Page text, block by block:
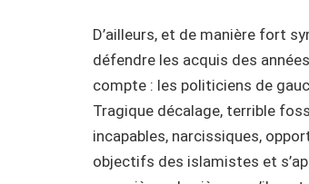
D’ailleurs, et de manière fort
défendre les acquis des
compte : les politiciens de
Tragique décalage, terrible
incapables, narcissiques,
objectifs des islamistes et